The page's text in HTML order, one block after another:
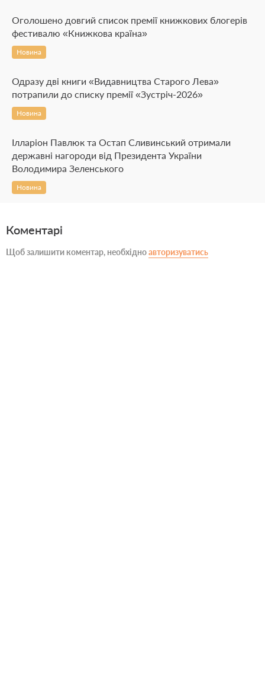
Оголошено довгий список премії книжкових блогерів
фестивалю «Книжкова країна»
Новина
Одразу дві книги «Видавництва Старого Лева»
потрапили до списку премії «Зустріч-2026»
Новина
Ілларіон Павлюк та Остап Сливинський отримали
державні нагороди від Президента України
Володимира Зеленського
Новина
Коментарі
Щоб залишити коментар, необхідноавторизуватись